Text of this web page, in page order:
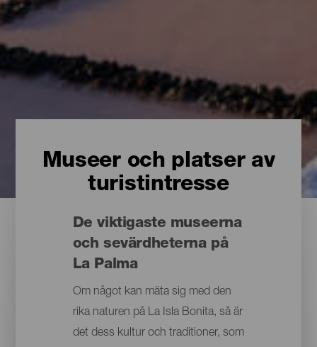
Museer och platser av
turistintresse
De viktigaste museerna
och sevärdheterna på
La Palma
Om något kan mäta sig med den
rika naturen på La Isla Bonita, så är
det dess kultur och traditioner, som